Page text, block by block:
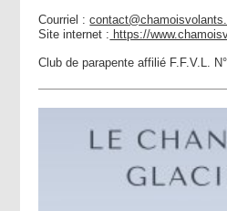
Courriel :
Site internet : https://
Club de parapente affilié F.F.V.L.